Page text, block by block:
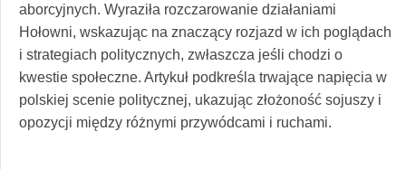
aborcyjnych. Wyraziła rozczarowanie działaniami
Hołowni, wskazując na znaczący rozjazd w ich poglądach
i strategiach politycznych, zwłaszcza jeśli chodzi o
kwestie społeczne. Artykuł podkreśla trwające napięcia w
polskiej scenie politycznej, ukazując złożoność sojuszy i
opozycji między różnymi przywódcami i ruchami.